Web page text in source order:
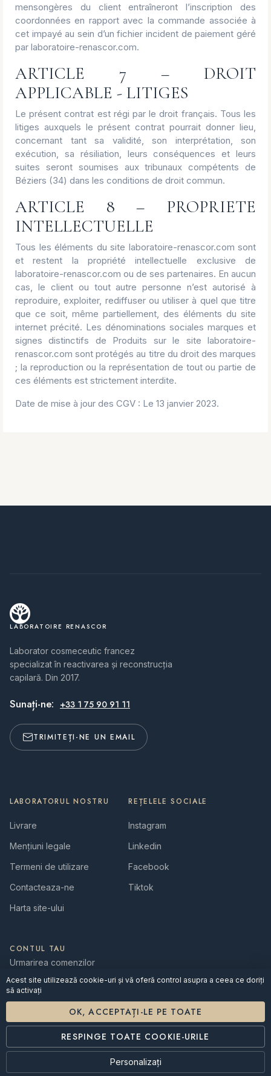
mensongères du client entraîneront l’inscription des
coordonnées en rapport avec la commande associée à
cet impayé au sein d’un fichier incident de paiement géré
par laboratoire-renascor.com.
ARTICLE 7 – DROIT
APPLICABLE - LITIGES
Le présent contrat est régi par le droit français. Tous les
litiges auxquels le présent contrat pourrait donner lieu,
concernant tant sa validité, son interprétation, son
exécution, sa résiliation, leurs conséquences et leurs
suites seront soumises aux tribunaux compétents de
Béziers (34) dans les conditions de droit commun.
ARTICLE 8 – PROPRIETE
INTELLECTUELLE
Tous les éléments du site laboratoire-renascor.com sont
et restent la propriété intellectuelle exclusive de
laboratoire-renascor.com ou de ses partenaires. En aucun
cas, le client ou tout autre personne n’est autorisé à
reproduire, exploiter, rediffuser ou utiliser à quel que titre
que ce soit, même partiellement, des éléments du site
internet précité. Les dénominations sociales marques et
signes distinctifs de Produits sur le site laboratoire-
renascor.com sont protégés au titre du droit des marques
; la reproduction ou la représentation de tout ou partie de
ces éléments est strictement interdite.
Date de mise à jour des CGV : Le 13 janvier 2023.
LABORATOIRE RENASCOR
Laborator cosmeceutic francez
specializat în reactivarea și reconstrucția
capilară. Din 2017.
Sunați-ne: +33 1 75 90 91 11
TRIMITEȚI-NE UN EMAIL
LABORATORUL NOSTRU
Livrare
Mențiuni legale
Termeni de utilizare
Contacteaza-ne
Harta site-ului
REȚELELE SOCIALE
Instagram
Linkedin
Facebook
Tiktok
CONTUL TAU
Urmarirea comenzilor
Autentificare
Creeaza contul
© 2026 Laboratoire RENASCOR · Fabricat în Franța
Acest site utilizează cookie-uri și vă oferă control asupra a ceea ce doriți
să activați
OK, ACCEPTAȚI-LE PE TOATE
RESPINGE TOATE COOKIE-URILE
Personalizați